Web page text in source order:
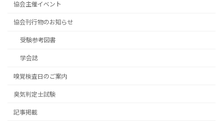
協会主催イベント
協会刊行物のお知らせ
受験参考図書
学会誌
嗅覚検査日のご案内
臭気判定士試験
記事掲載